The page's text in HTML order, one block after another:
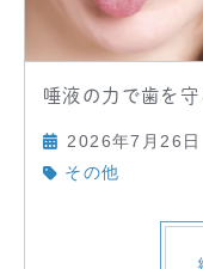
唾液の力で歯を
2026年7月26日
その他